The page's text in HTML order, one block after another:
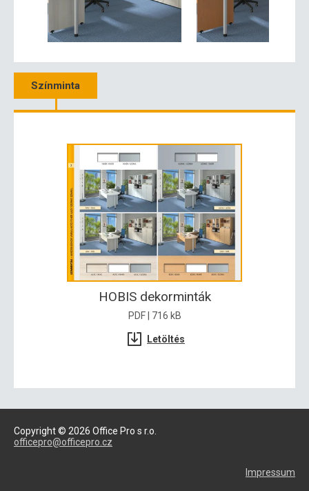
Színminta
HOBIS dekorminták
PDF | 716 kB
Letöltés
Copyright © 2026 Office Pro s r.o.
officepro@officepro.cz
Impressum